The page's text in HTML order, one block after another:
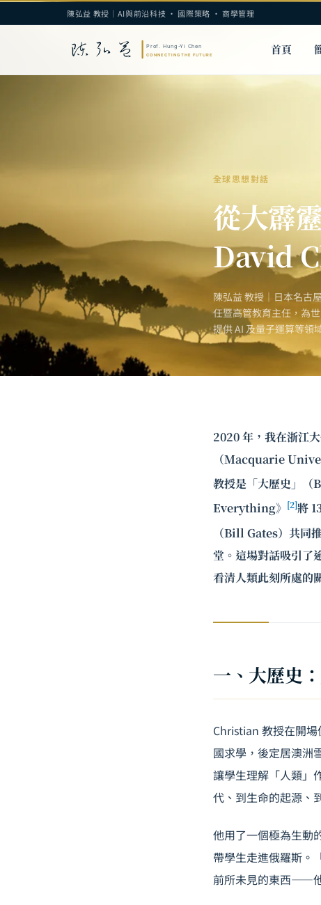
陳弘益 教授｜AI與前沿科技 · 國際策略 · 商學管理
首頁
全球思想對話
從大霹
David
陳弘益 教授｜日本名古
任暨高管教育主任，為
提供 AI 及量子運算等領
2020 年，我在浙江
（Macquarie
教授是「大歷史」
Everything》 [2]將
（Bill Gates）共同
堂。這場對話吸引了
看清人類此刻所處的
一、大歷史
Christian 教授在開
國求學，後定居澳洲
讓學生理解「人類」
代、到生命的起源、
他用了一個極為生動
帶學生走進俄羅斯。
前所未見的東西——